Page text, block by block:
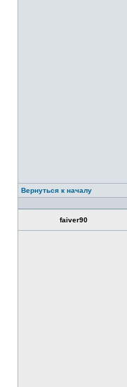
Вернуться к началу
faiver90